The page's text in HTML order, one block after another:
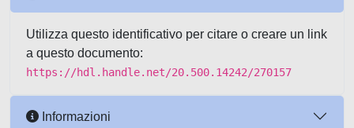
Utilizza questo identificativo per citare o creare un link
a questo documento:
https://hdl.handle.net/20.500.14242/270157
Informazioni